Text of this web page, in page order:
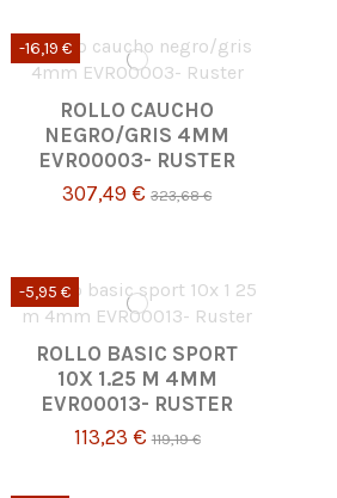
-16,19 €
ROLLO CAUCHO
NEGRO/GRIS 4MM
EVR00003- RUSTER
307,49 €323,68 €
-5,95 €
ROLLO BASIC SPORT
10X 1.25 M 4MM
EVR00013- RUSTER
113,23 €119,19 €